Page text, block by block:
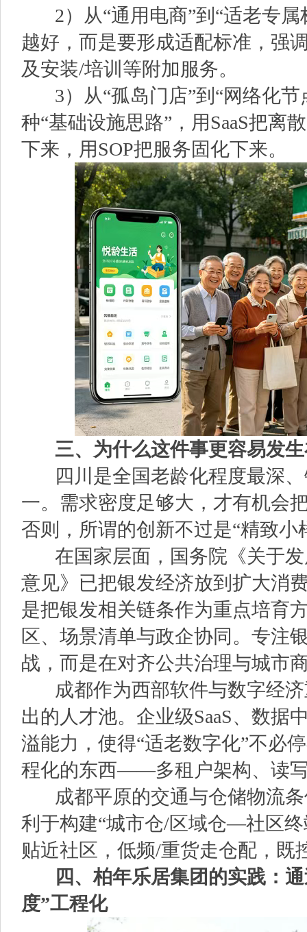
2）从“通用电商”到“适老专属
越好，而是要形成适配标准，强
及安装/培训等附加服务。
3）从“孤岛门店”到“网络化节
种“基础设施思路”，用SaaS把离
下来，用SOP把服务固化下来。
三、为什么这件事更容易发生
四川是全国老龄化程度最深、
一。需求密度足够大，才有机会
否则，所谓的创新不过是“精致
在国家层面，国务院《关于发
意见》已把银发经济放到扩大消
是把银发相关链条作为重点培育
区、场景清单与政企协同。专注
战，而是在对齐公共治理与城市
成都作为西部软件与数字经济
出的人才池。企业级SaaS、数据
溢能力，使得“适老数字化”不必
程化的东西——多租户架构、读
成都平原的交通与仓储物流条
利于构建“城市仓/区域仓—社区
贴近社区，低频/重货走仓配，既
四、柏年乐居集团的实践：通
度”工程化